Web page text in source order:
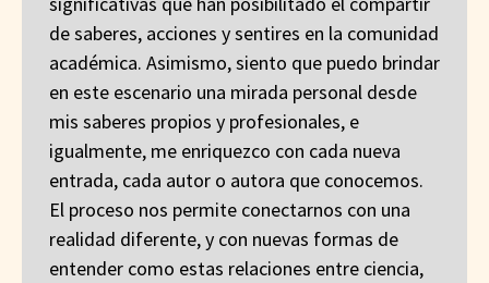
de saberes, acciones y sentires en la comunidad
académica. Asimismo, siento que puedo brindar
en este escenario una mirada personal desde
mis saberes propios y profesionales, e
igualmente, me enriquezco con cada nueva
entrada, cada autor o autora que conocemos.
El proceso nos permite conectarnos con una
realidad diferente, y con nuevas formas de
entender como estas relaciones entre ciencia,